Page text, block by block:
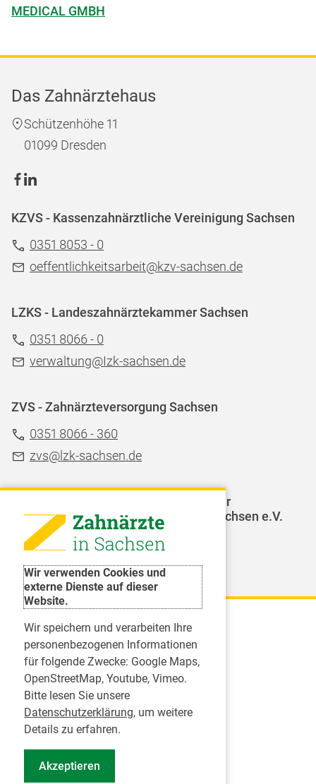
Wir verwenden Cookies und
externe Dienste auf dieser
Website.
Wir speichern und verarbeiten Ihre
personenbezogenen Informationen
für folgende Zwecke: Google Maps,
OpenStreetMap, Youtube, Vimeo.
Bitte lesen Sie unsere
Datenschutzerklärung, um weitere
Details zu erfahren.
Akzeptieren
MEDICAL GMBH
Das Zahnärztehaus
Schützenhöhe 11
01099 Dresden
KZVS - Kassenzahnärztliche Vereinigung Sachsen
0351 8053 - 0
oeffentlichkeitsarbeit@kzv-sachsen.de
LZKS - Landeszahnärztekammer Sachsen
0351 8066 - 0
verwaltung@Izk-sachsen.de
ZVS - Zahnärzteversorgung Sachsen
0351 8066 - 360
zvs@lzk-sachsen.de
LAGZ - Landesarbeitsgemeinschaft für
Jugendzahnpflege des Freistaates Sachsen e.V.
Karriere
Inserate
Praktikum in einer Zahnarztpraxis
Jobs im Zahnärztehaus
Presse
Pressemitteilungen